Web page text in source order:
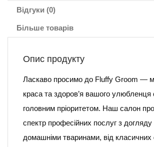
Відгуки (0)
Більше товарів
Опис продукту
Ласкаво просимо до Fluffy Groom —
краса та здоров’я вашого
головним пріоритетом. Наш салон
спектр професійних послуг з догляду
домашніми тваринами, від